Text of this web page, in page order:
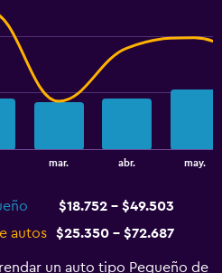
mar. abr. may.
$18.752 - $49.503
autos
$25.350 - $72.687
un auto tipo Pequeño de